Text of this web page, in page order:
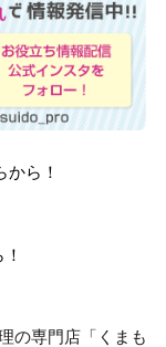
ら！
の専門店「くまも